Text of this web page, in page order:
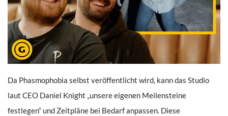
Da Phasmophobia selbst veröffentlicht wird, kann das Studio
laut CEO Daniel Knight „unsere eigenen Meilensteine
festlegen“ und Zeitpläne bei Bedarf anpassen. Diese